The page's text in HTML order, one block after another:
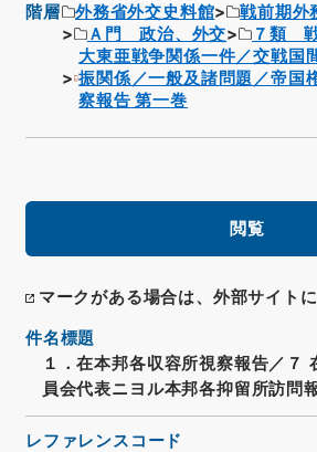
階層 外務省外交史料館
戦前期外
Ａ門 政治、外交
７類
大東亜戦争関係一件／交戦国
振関係／一般及諸問題／帝国
察報告 第一巻
閲覧
マークがある場合は、外部サイト
件名標題
１．在本邦各収容所視察報告／７
員会代表ニヨル本邦各抑留所訪問
レファレンスコード